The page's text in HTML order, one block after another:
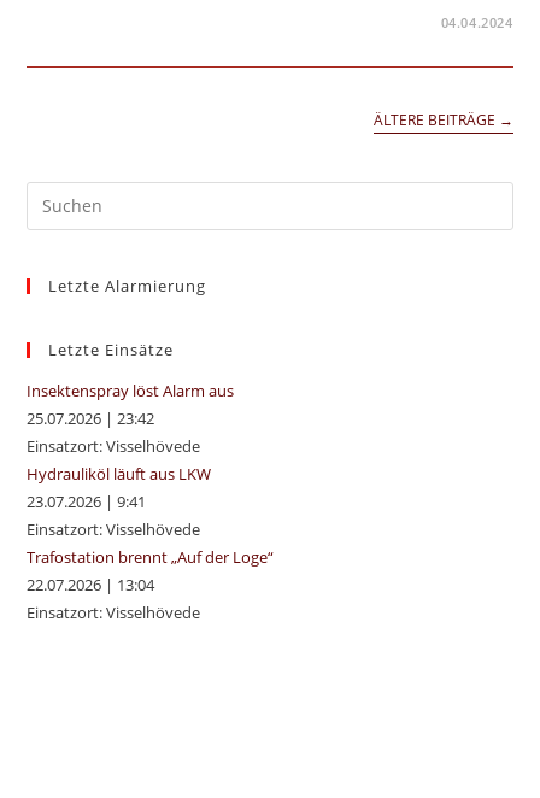
STELLT
IN
04.04.2024
ÄLTERE BEITRÄGE →
Letzte Alarmierung
Letzte Einsätze
Insektenspray löst Alarm aus
25.07.2026 | 23:42
Einsatzort: Visselhövede
Hydrauliköl läuft aus LKW
23.07.2026 |9:41
Einsatzort: Visselhövede
Trafostation brennt „Auf der Loge“
22.07.2026 | 13:04
Einsatzort: Visselhövede